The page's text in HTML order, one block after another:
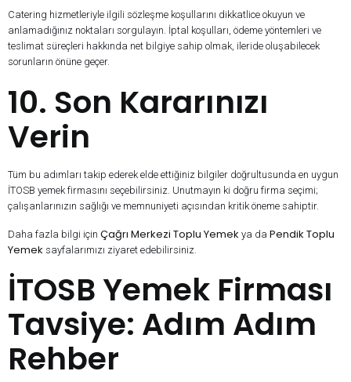
Catering hizmetleriyle ilgili sözleşme koşullarını dikkatlice okuyun ve
anlamadığınız noktaları sorgulayın. İptal koşulları, ödeme yöntemleri ve
teslimat süreçleri hakkında net bilgiye sahip olmak, ileride oluşabilecek
sorunların önüne geçer.
10. Son Kararınızı
Verin
Tüm bu adımları takip ederek elde ettiğiniz bilgiler doğrultusunda en uygun
İTOSB yemek firmasını seçebilirsiniz. Unutmayın ki doğru firma seçimi;
çalışanlarınızın sağlığı ve memnuniyeti açısından kritik öneme sahiptir.
Daha fazla bilgi için Çağrı Merkezi Toplu Yemek ya da Pendik Toplu
Yemek sayfalarımızı ziyaret edebilirsiniz.
İTOSB Yemek Firması
Tavsiye: Adım Adım
Rehber